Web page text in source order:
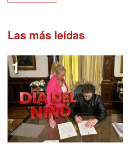
Las más leídas